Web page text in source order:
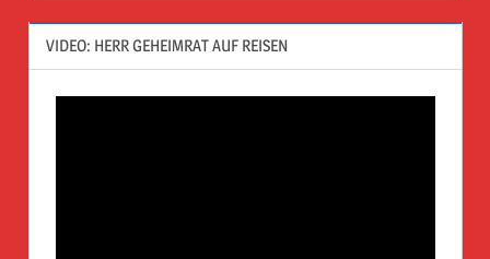
VIDEO: HERR GEHEIMRAT AUF REISEN